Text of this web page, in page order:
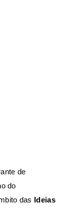
de
do
das Ideias